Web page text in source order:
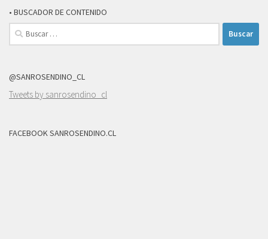
• BUSCADOR DE CONTENIDO
Buscar:
@SANROSENDINO_CL
Tweets by sanrosendino_cl
FACEBOOK SANROSENDINO.CL